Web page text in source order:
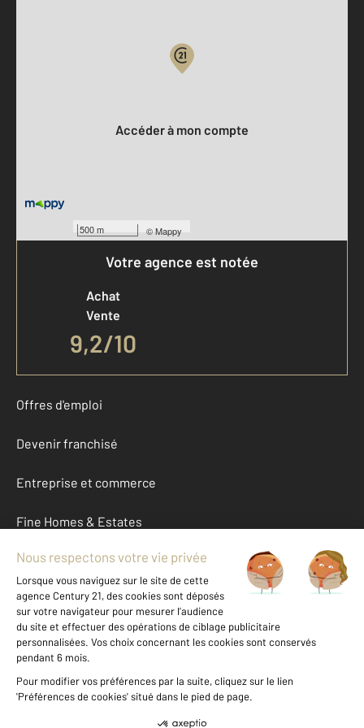
500 m ©Mappy
Accéder à mon compte
Votre agence est notée
Achat
Vente
9,2/10
Offres d'emploi
Devenir franchisé
Entreprise et commerce
Fine Homes & Estates
À propos
International
Nous contacter